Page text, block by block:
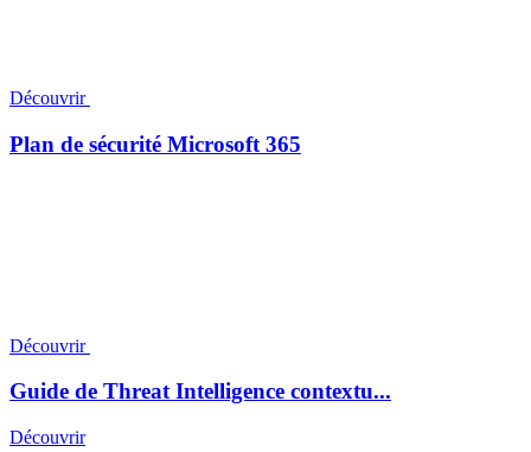
Découvrir
Plan de sécurité Microsoft 365
Découvrir
Guide de Threat Intelligence contextu...
Découvrir